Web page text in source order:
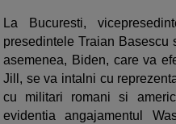
La Bucuresti,
presedintele Traian
asemenea, Biden, care va
Jill, se va intalni cu
cu militari romani si
evidentia angajamentul